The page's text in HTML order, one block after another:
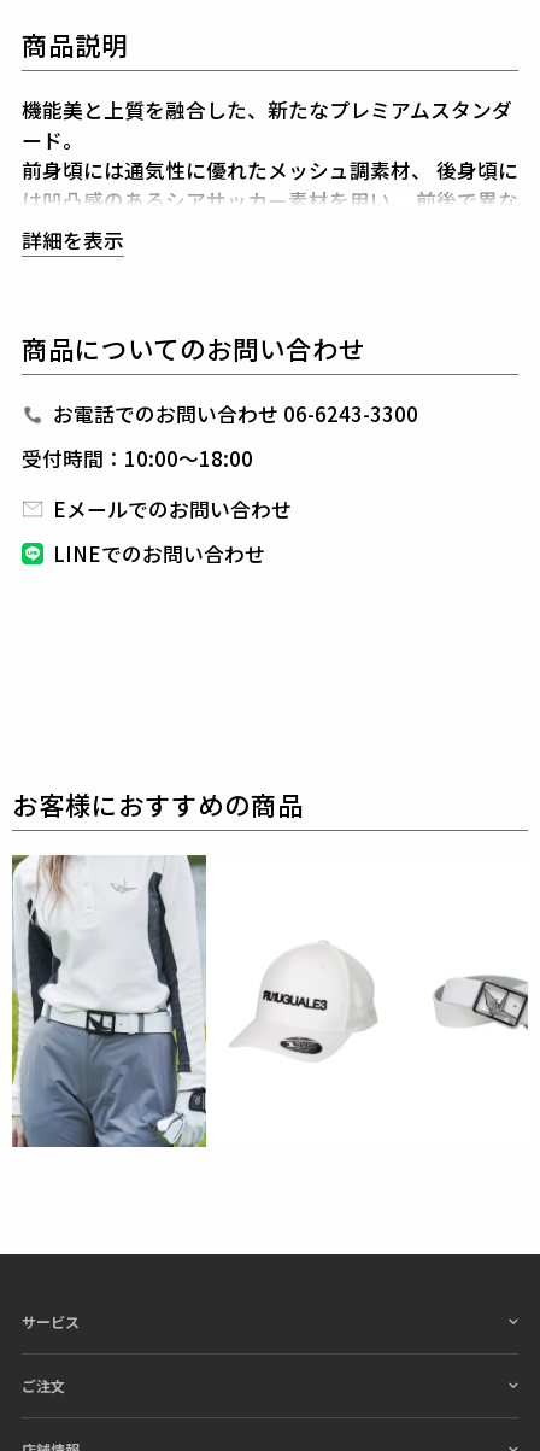
商品説明
機能美と上質を融合した、新たなプレミアムスタンダ
ード。
前身頃には通気性に優れたメッシュ調素材、 後身頃に
は凹凸感のあるシアサッカー素材を用い、 前後で異な
る表情を見せる異素材切り替えデザイン。
清涼感ある肌触りと、立体的なシルエットが特徴。
ブランドの象徴である折鶴モチーフは左胸に、
背面の首元には「1PIU1UGUALE3 ADP10」の刺繍を
同色で施すことで、上質なアクセントとして機能。
もちろん、日常のスマートなスタイルにも対応する一
着。
1PIU1UGUALE3 ADP GOLF
22SS COLLECTIONよりリリース。
1PIU1UGUALE3 GOLF（ウノピゥウノウグァーレト
レ ゴルフ）
日本から世界に向けて発信するブランドとして世界中
の上質な素材を贅沢に使用し、
ラグジュアリーな商品
をリリースし続ける1PIU1UGUALE3。
ハイエンドラ
グジュアリーブランドが提案する、高いデザイン性と
スポーツの機能美を併せ持ち上質を知る全てのプレイ
ヤーの為のウェアとしてリリースいたします。
なハイテク素材を採用し、ただ派手な物ではなくテー
ラーリングを得意とする
表地 : ナイロン90% ポリウレタン10%
リブ : ポリエステル90% ポリウレタン10%
別布 : ポリエステル51% コットン49%
詳細を表示
商品についてのお問い合わせ
お電話でのお問い合わせ 06-6243-3300
受付時間：10:00～18:00
Eメールでのお問い合わせ
LINEでのお問い合わせ
サービス
ご注文